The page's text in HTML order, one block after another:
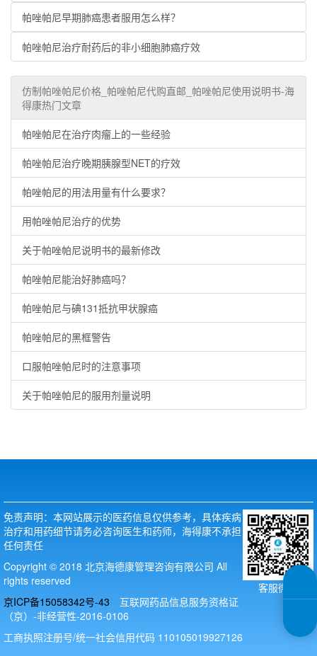
帕唑帕尼早期肺癌患者服用怎么样？
帕唑帕尼治疗耐药后的非小细胞肺癌疗效
仿制帕唑帕尼价格_帕唑帕尼代购直邮_帕唑帕尼使用说明书-海
得康热门文章
帕唑帕尼在治疗肉瘤上的一些经验
帕唑帕尼治疗晚期胰腺型NET的疗效
帕唑帕尼的用法用量有什么要求？
用帕唑帕尼治疗的优势
关于帕唑帕尼说明书的最新修改
帕唑帕尼能治好肺癌吗？
帕唑帕尼与碘131抵抗甲状腺癌
帕唑帕尼的黑框警告
口服帕唑帕尼时的注意事项
关于帕唑帕尼的服用剂量说明
客服微信
免责声明：本网站展示的医药信息仅供参考，具体疾病
治疗和用药细节请务必咨询医生和药师，海得康不承担
任何责任
Copyright © 2018 北京海德康管理咨询有限公司 All
rights reserved
京ICP备15058342号-43 互联网药品信息服务资格证
（京）-非经营性-2016-0106
工商执照注册号/统一社会信用代码 110105019927126